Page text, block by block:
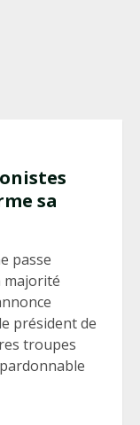
sa
passe
majorité
président de
troupes